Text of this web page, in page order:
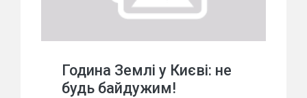
Година Землі у Києві: не
будь байдужим!